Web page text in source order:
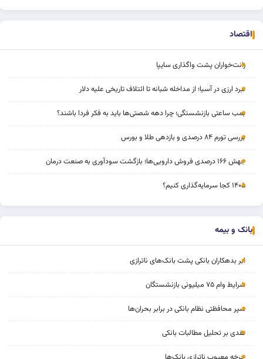
اقتصاد
رانت‌خواران پشت واگذاری سایپا
نبرد ارزی در آسیا؛ از مداخله‌ شبانه تا ائتلاف تاریخی علیه دلار
بمب ساعتی بازنشستگی؛ چرا دهه شصتی‌ها باید به فکر فردا باشند؟
بررسی تورم ۸۴ درصدی و بازدهی طلا و بورس
جهش ۱۶۶ درصدی فروش دارویی‌ها؛ بازگشت سودآوری به صنعت درمان
۱۴۰۵ کجا سرمایه‌گذاری کنیم؟
بانک و بیمه
ابر بدهکاران بانکی پشت بانک‌های ناترازی
شرایط وام ۷۵ میلیونی بازنشستگان
سپر محافظتی نظام بانکی در برابر بحران‌ها
نقدی بر تحلیل مطالبات بانکی